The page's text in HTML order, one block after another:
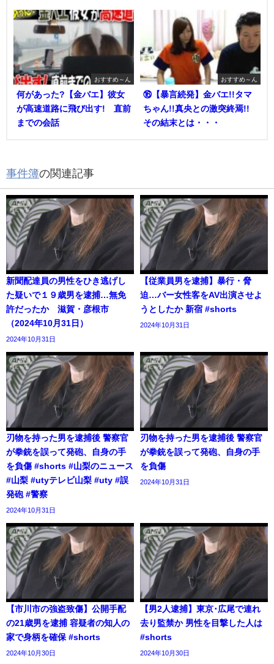
おすすめ～ん
何があった?【金バエ】彼女
が高速道路に飛び出す! 直前
までの会話
おすすめ～ん
⑯【暴言続発】金バエ!!タマ
ちゃん!!真央との激突終焉!!
その結末とは・・・
事件簿の関連記事
新聞配達員の男性をひき逃げし
た疑いで１９歳男を逮捕…無免
許だったか 滋賀・彦根市
（2024年10月31日）
2024年10月31日
【従業員男を逮捕】暴行・脅
迫…バー女性客をAV出演させよ
うとしたか 新宿 #shorts
2024年10月31日
刃物を持った男を逮捕後 警察官
が拳銃を誤って発砲、自身の手
を負傷 #shorts #山梨のニュース
#山梨 #utyテレビ山梨 #uty #誤
発砲 #警察
2024年10月31日
刃物を持った男を逮捕後 警察官
が拳銃を誤って発砲、自身の手
を負傷
2024年10月31日
【市川市の強盗致傷】公開手配
の21歳男を逮捕 容疑者の知人の
家で身柄を確保 #shorts
2024年10月30日
【男2人逮捕】東京･広尾で連れ
去り監禁か 男性を目撃した人は
#shorts
2024年10月30日